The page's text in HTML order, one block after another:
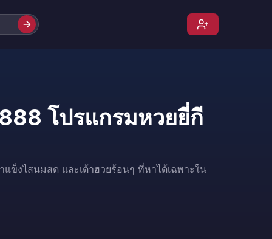
โปรแกรมหวยยี่กี
ข็งไสนมสด และเต้าฮวยร้อนๆ ที่หาได้เฉพาะใน